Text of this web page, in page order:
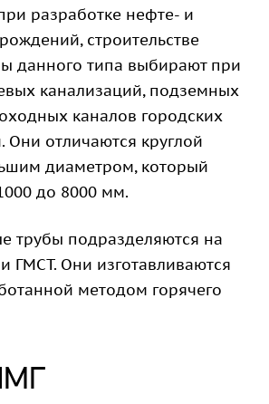
разработке нефте- и
строительстве
данного типа выбирают при
канализаций, подземных
каналов городских
Они отличаются круглой
диаметром, который
до 8000 мм.
трубы подразделяются на
ГМСТ. Они изготавливаются
методом горячего